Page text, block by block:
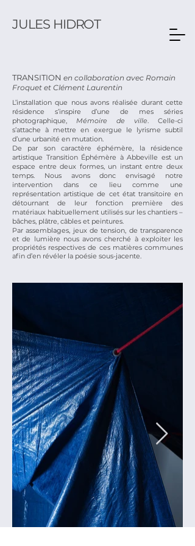
JULES HIDROT
TRANSITION en collaboration avec Romain
Froquet et Clément Laurentin
L’installation que nous avons réalisée durant cette
résidence s’inspire d’une de mes séries
photographique, Mémoire de ville. Celle-ci
s’attache à mettre en exergue le lyrisme subtil
d’une urbanité en mutation.
De par son caractère éphémère, la résidence
artistique Transition Éphémère à Abbeville est un
espace entre deux formes, un instant entre deux
temps. Nous avons donc envisagé notre
intervention dans ce lieu comme une
représentation artistique de cet état transitoire en
détournant de leur fonction première des
matériaux habituellement utilisés sur les chantiers –
bâches, plâtre, câbles et peintures.
Par assemblages, jeux de tension, de transparence
et de lumière nous avons cherché à exploiter les
propriétés respectives de ces matières communes
afin d’en révéler la poésie sous-jacente.